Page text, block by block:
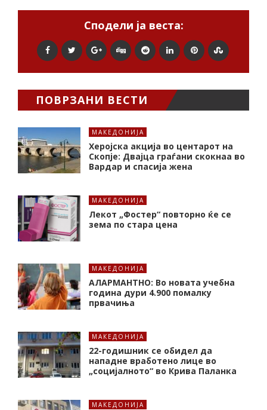
Сподели ја веста:
ПОВРЗАНИ ВЕСТИ
МАКЕДОНИЈА
Херојска акција во центарот на
Скопје: Двајца граѓани скокнаа во
Вардар и спасија жена
МАКЕДОНИЈА
Лекот „Фостер“ повторно ќе се
зема по стара цена
МАКЕДОНИЈА
АЛАРМАНТНО: Во новата учебна
година дури 4.900 помалку
првачиња
МАКЕДОНИЈА
22-годишник се обидел да
нападне вработено лице во
„социјалното“ во Крива Паланка
МАКЕДОНИЈА